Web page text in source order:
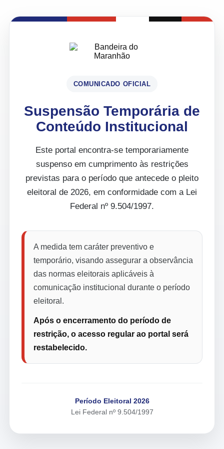
COMUNICADO OFICIAL
Suspensão Temporária de
Conteúdo Institucional
Este portal encontra-se temporariamente
suspenso em cumprimento às restrições
previstas para o período que antecede o pleito
eleitoral de 2026, em conformidade com a Lei
Federal nº 9.504/1997.
A medida tem caráter preventivo e
temporário, visando assegurar a observância
das normas eleitorais aplicáveis à
comunicação institucional durante o período
eleitoral.
Após o encerramento do período de
restrição, o acesso regular ao portal será
restabelecido.
Período Eleitoral 2026
Lei Federal nº 9.504/1997